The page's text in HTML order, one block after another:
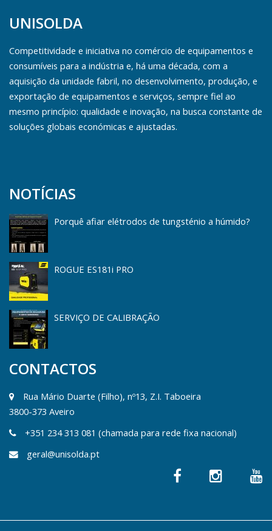
UNISOLDA
Competitividade e iniciativa no comércio de equipamentos e
consumíveis para a indústria e, há uma década, com a
aquisição da unidade fabril, no desenvolvimento, produção, e
exportação de equipamentos e serviços, sempre fiel ao
mesmo princípio: qualidade e inovação, na busca constante de
soluções globais económicas e ajustadas.
NOTÍCIAS
Porquê afiar elétrodos de tungsténio a húmido?
ROGUE ES181i PRO
SERVIÇO DE CALIBRAÇÃO
CONTACTOS
Rua Mário Duarte (Filho), nº13, Z.I. Taboeira
3800-373 Aveiro
+351 234 313 081 (chamada para rede fixa nacional)
geral@unisolda.pt